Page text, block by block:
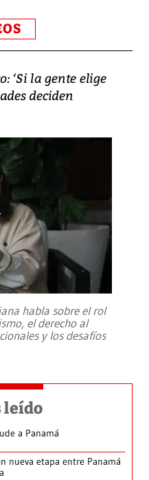
‘Si la gente elige
deciden
habla sobre el rol
el derecho al
y los desafíos
leído
a Panamá
nueva etapa entre Panamá